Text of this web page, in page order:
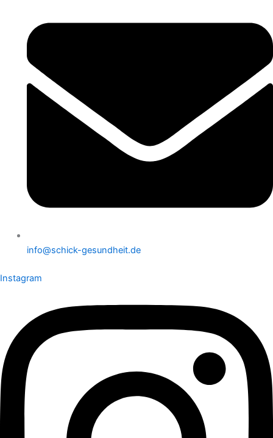
info@schick-gesundheit.de
Instagram